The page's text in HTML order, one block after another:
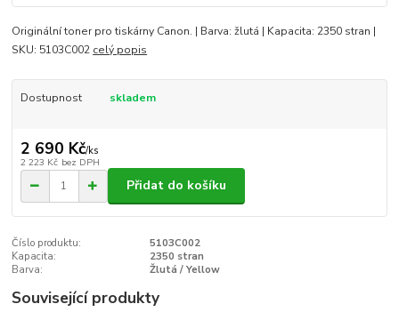
Originální toner pro tiskárny Canon. | Barva: žlutá | Kapacita: 2350 stran |
SKU: 5103C002 celý popis
Dostupnost skladem
2 690 Kč/ks
2 223 Kč bez DPH
Přidat do košíku
Číslo produktu:
5103C002
Kapacita:
2350 stran
Barva:
Žlutá / Yellow
Související produkty